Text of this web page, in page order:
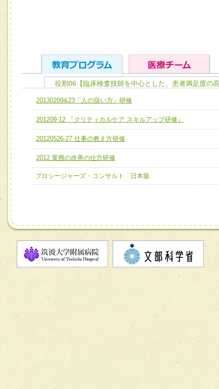
ユニット１ 医療人としての基礎能力
全人的医療を実践する医療人として、必要な基礎能力を身
ける
ユニット２ チーム医療構成力
必要に応じて柔軟に医療チームを組織し、強調できる
ユニット３ 多職種連携力
他職種の視点とスキルを学び、相互理解と連携を深める
チーム01【病院内横断的問題解決チーム】
チーム02【地域医療連携推進による高度医療を必要とする
宅患者等支援チーム】
チーム03【癌患者服薬サポートチーム】
チーム04【口腔ケアチーム】
チーム07【病院職員に対する院内感染対策教育チーム】
チーム08【地域関係機関と連携した小児リハビリテーショ
チーム】
チーム09【術前から始める周術期リハビリテーションチー
チーム10【包括的リハビリテーションコンサルテーション
チーム13【非がんに対する緩和ケアチーム】
役割06【臨床検査技師を中心とした、患者満足度の
20130209&23「人の扱い方」研修
201209-12 『クリティカルケア スキルアップ研修』
20120526-27 仕事の教え方研修
2012 業務の改善の仕方研修
プロシージャーズ・コンサルト 日本版